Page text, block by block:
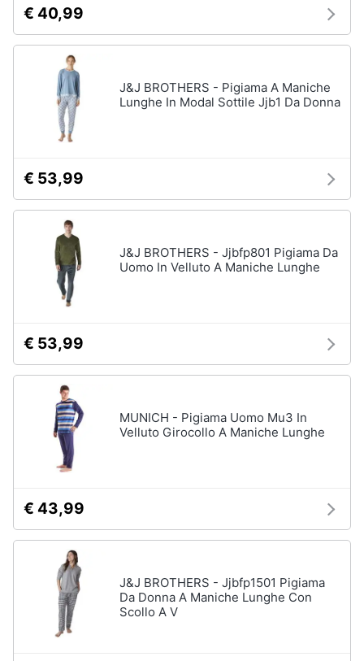
€ 40,99
J&J BROTHERS - Pigiama A Maniche
Lunghe In Modal Sottile Jjb1 Da Donna
€ 53,99
J&J BROTHERS - Jjbfp801 Pigiama Da
Uomo In Velluto A Maniche Lunghe
€ 53,99
MUNICH - Pigiama Uomo Mu3 In
Velluto Girocollo A Maniche Lunghe
€ 43,99
J&J BROTHERS - Jjbfp1501 Pigiama
Da Donna A Maniche Lunghe Con
Scollo A V